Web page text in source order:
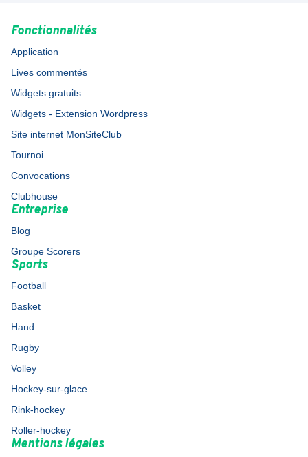
Fonctionnalités
Application
Lives commentés
Widgets gratuits
Widgets - Extension Wordpress
Site internet MonSiteClub
Tournoi
Convocations
Clubhouse
Entreprise
Blog
Groupe Scorers
Sports
Football
Basket
Hand
Rugby
Volley
Hockey-sur-glace
Rink-hockey
Roller-hockey
Mentions légales